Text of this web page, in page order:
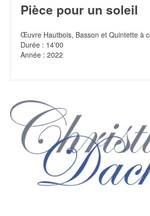
Pièce pour un soleil
Œuvre Hautbois, Basson et Quintette à
Durée : 14'00
Année : 2022